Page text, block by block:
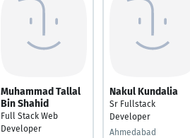
Muhammad Tallal
Bin Shahid
Full Stack Web
Developer
Nakul Kundalia
Sr Fullstack
Developer
Ahmedabad